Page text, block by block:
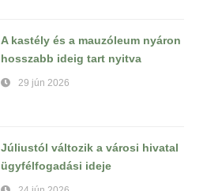
A kastély és a mauzóleum nyáron
hosszabb ideig tart nyitva
29 jún 2026
Júliustól változik a városi hivatal
ügyfélfogadási ideje